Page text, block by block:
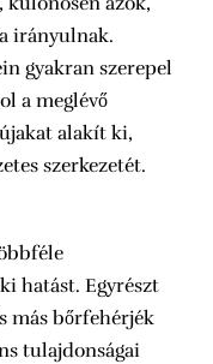
irányulnak.
gyakran szerepel
a meglévő
alakít ki,
szerkezetét.
hatást. Egyrészt
más bőrfehérjék
tulajdonságai